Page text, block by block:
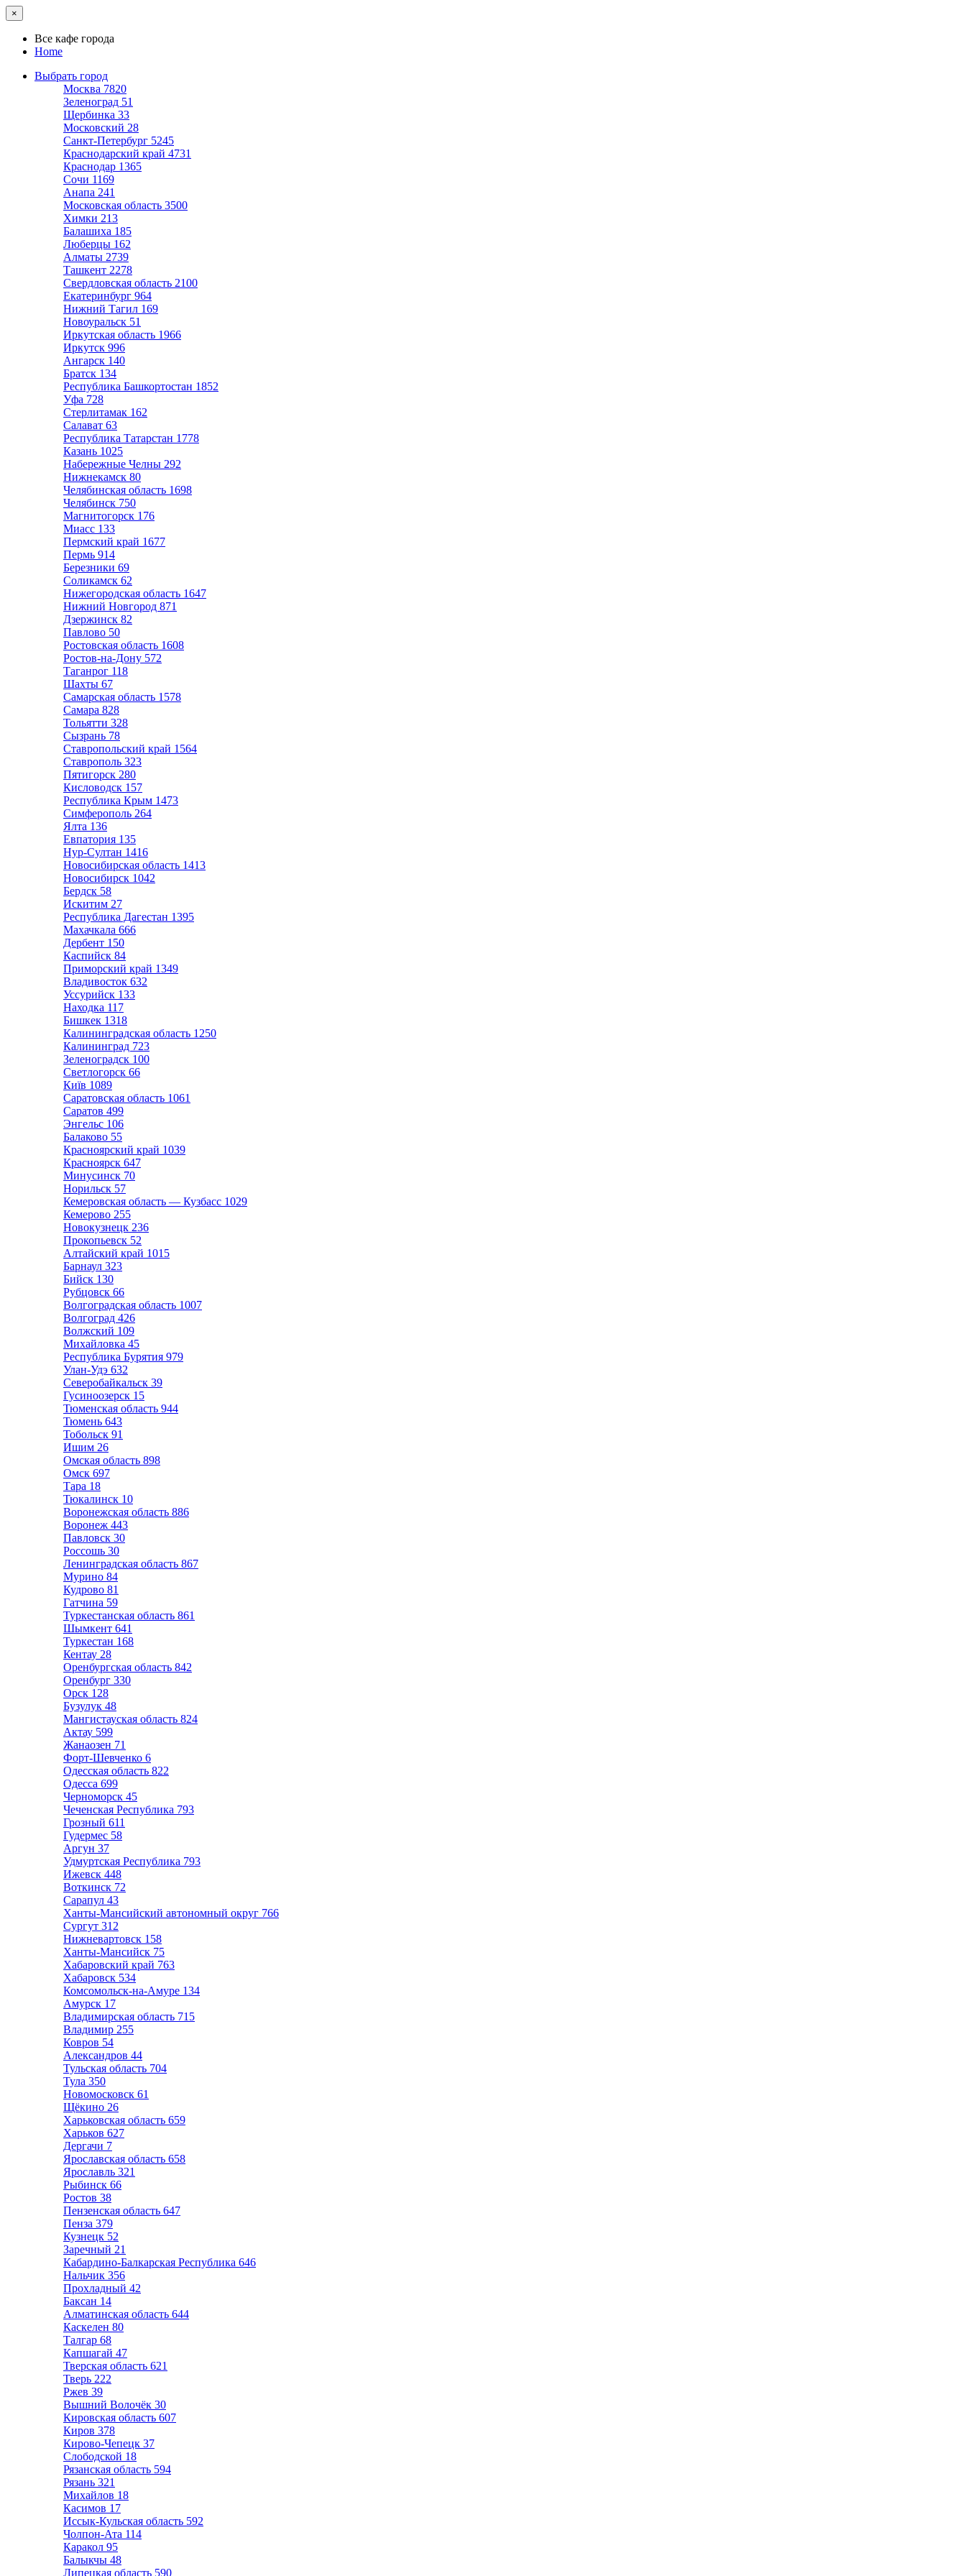
×
Все кафе города
Home
Выбрать город
Москва 7820
Зеленоград 51
Щербинка 33
Московский 28
Санкт-Петербург 5245
Краснодарский край 4731
Краснодар 1365
Сочи 1169
Анапа 241
Московская область 3500
Химки 213
Балашиха 185
Люберцы 162
Алматы 2739
Ташкент 2278
Свердловская область 2100
Екатеринбург 964
Нижний Тагил 169
Новоуральск 51
Иркутская область 1966
Иркутск 996
Ангарск 140
Братск 134
Республика Башкортостан 1852
Уфа 728
Стерлитамак 162
Салават 63
Республика Татарстан 1778
Казань 1025
Набережные Челны 292
Нижнекамск 80
Челябинская область 1698
Челябинск 750
Магнитогорск 176
Миасс 133
Пермский край 1677
Пермь 914
Березники 69
Соликамск 62
Нижегородская область 1647
Нижний Новгород 871
Дзержинск 82
Павлово 50
Ростовская область 1608
Ростов-на-Дону 572
Таганрог 118
Шахты 67
Самарская область 1578
Самара 828
Тольятти 328
Сызрань 78
Ставропольский край 1564
Ставрополь 323
Пятигорск 280
Кисловодск 157
Республика Крым 1473
Симферополь 264
Ялта 136
Евпатория 135
Нур-Султан 1416
Новосибирская область 1413
Новосибирск 1042
Бердск 58
Искитим 27
Республика Дагестан 1395
Махачкала 666
Дербент 150
Каспийск 84
Приморский край 1349
Владивосток 632
Уссурийск 133
Находка 117
Бишкек 1318
Калининградская область 1250
Калининград 723
Зеленоградск 100
Светлогорск 66
Київ 1089
Саратовская область 1061
Саратов 499
Энгельс 106
Балаково 55
Красноярский край 1039
Красноярск 647
Минусинск 70
Норильск 57
Кемеровская область — Кузбасс 1029
Кемерово 255
Новокузнецк 236
Прокопьевск 52
Алтайский край 1015
Барнаул 323
Бийск 130
Рубцовск 66
Волгоградская область 1007
Волгоград 426
Волжский 109
Михайловка 45
Республика Бурятия 979
Улан-Удэ 632
Северобайкальск 39
Гусиноозерск 15
Тюменская область 944
Тюмень 643
Тобольск 91
Ишим 26
Омская область 898
Омск 697
Тара 18
Тюкалинск 10
Воронежская область 886
Воронеж 443
Павловск 30
Россошь 30
Ленинградская область 867
Мурино 84
Кудрово 81
Гатчина 59
Туркестанская область 861
Шымкент 641
Туркестан 168
Кентау 28
Оренбургская область 842
Оренбург 330
Орск 128
Бузулук 48
Мангистауская область 824
Актау 599
Жанаозен 71
Форт-Шевченко 6
Одесская область 822
Одесса 699
Черноморск 45
Чеченская Республика 793
Грозный 611
Гудермес 58
Аргун 37
Удмуртская Республика 793
Ижевск 448
Воткинск 72
Сарапул 43
Ханты-Мансийский автономный округ 766
Сургут 312
Нижневартовск 158
Ханты-Мансийск 75
Хабаровский край 763
Хабаровск 534
Комсомольск-на-Амуре 134
Амурск 17
Владимирская область 715
Владимир 255
Ковров 54
Александров 44
Тульская область 704
Тула 350
Новомосковск 61
Щёкино 26
Харьковская область 659
Харьков 627
Дергачи 7
Ярославская область 658
Ярославль 321
Рыбинск 66
Ростов 38
Пензенская область 647
Пенза 379
Кузнецк 52
Заречный 21
Кабардино-Балкарская Республика 646
Нальчик 356
Прохладный 42
Баксан 14
Алматинская область 644
Каскелен 80
Талгар 68
Капшагай 47
Тверская область 621
Тверь 222
Ржев 39
Вышний Волочёк 30
Кировская область 607
Киров 378
Кирово-Чепецк 37
Слободской 18
Рязанская область 594
Рязань 321
Михайлов 18
Касимов 17
Иссык-Кульская область 592
Чолпон-Ата 114
Каракол 95
Балыкчы 48
Липецкая область 590